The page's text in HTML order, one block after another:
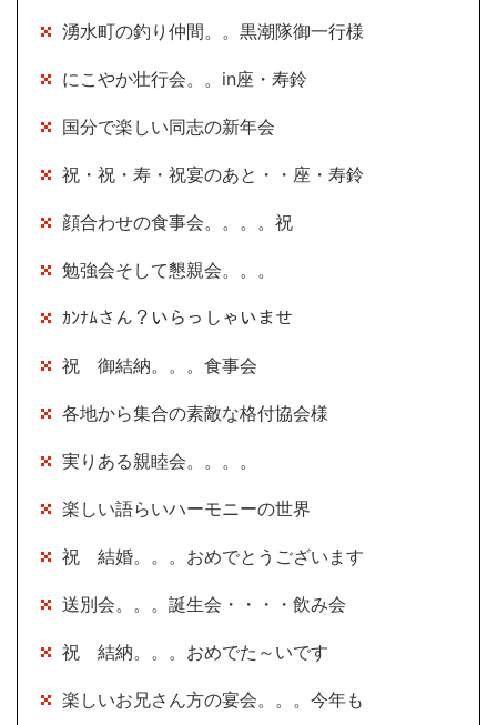
湧水町の釣り仲間。。黒潮隊御一行様
にこやか壮行会。。in座・寿鈴
国分で楽しい同志の新年会
祝・祝・寿・祝宴のあと・・座・寿鈴
顔合わせの食事会。。。。祝
勉強会そして懇親会。。。
ｶﾝﾅﾑさん？いらっしゃいませ
祝 御結納。。。食事会
各地から集合の素敵な格付協会様
実りある親睦会。。。。
楽しい語らいハーモニーの世界
祝 結婚。。。おめでとうございます
送別会。。。誕生会・・・・飲み会
祝 結納。。。おめでた～いです
楽しいお兄さん方の宴会。。。今年も